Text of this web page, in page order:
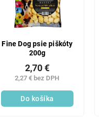
Fine Dog psie piškóty
200g
2,27 € bez DPH
2,70 €
Do košíka